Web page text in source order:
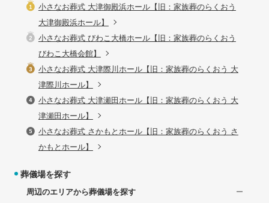
小さなお葬式 大津御殿浜ホール【旧：家族葬のらくおう
大津御殿浜ホール】
小さなお葬式 びわこ大橋ホール【旧：家族葬のらくおう
びわこ大橋会館】
小さなお葬式 大津際川ホール【旧：家族葬のらくおう 大
津際川ホール】
小さなお葬式 大津瀬田ホール【旧：家族葬のらくおう 大
津瀬田ホール】
小さなお葬式 さかもとホール【旧：家族葬のらくおう さ
かもとホール】
葬儀場を探す
周辺のエリアから葬儀場を探す